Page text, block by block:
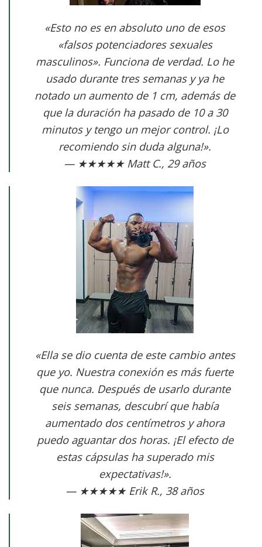
«Esto no es en absoluto uno de esos
«falsos potenciadores sexuales
masculinos». Funciona de verdad. Lo he
usado durante tres semanas y ya he
notado un aumento de 1 cm, además de
que la duración ha pasado de 10 a 30
minutos y tengo un mejor control. ¡Lo
recomiendo sin duda alguna!».
— ★★★★★ Matt C., 29 años
«Ella se dio cuenta de este cambio antes
que yo. Nuestra conexión es más fuerte
que nunca. Después de usarlo durante
seis semanas, descubrí que había
aumentado dos centímetros y ahora
puedo aguantar dos horas. ¡El efecto de
estas cápsulas ha superado mis
expectativas!».
— ★★★★★ Erik R., 38 años